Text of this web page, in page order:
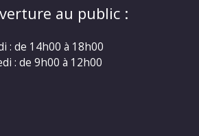
au public :
: de 14h00 à 18h00
: de 9h00 à 12h00